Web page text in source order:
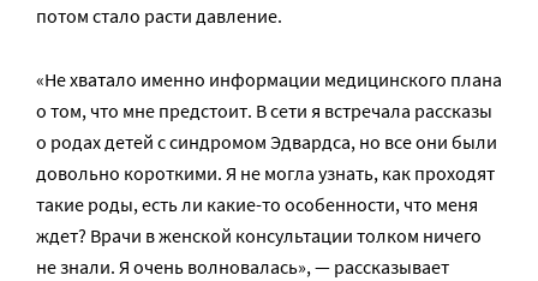
потом стало расти давление.
«Не хватало именно информации медицинского плана
о том, что мне предстоит. В сети я встречала рассказы
о родах детей с синдромом Эдвардса, но все они были
довольно короткими. Я не могла узнать, как проходят
такие роды, есть ли какие-то особенности, что меня
ждет? Врачи в женской консультации толком ничего
не знали. Я очень волновалась», — рассказывает